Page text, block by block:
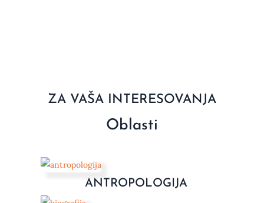
ZA VAŠA INTERESOVANJA
Oblasti
ANTROPOLOGIJA